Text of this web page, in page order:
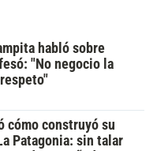
habló sobre
"No negocio la
cómo construyó su
Patagonia: sin talar